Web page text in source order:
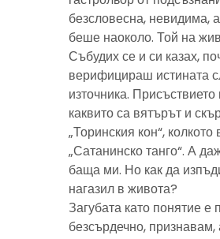
безсловесна, невидима,
беше наоколо. Той на
Събудих се и си казах,
верифицираш истината
източника.
каквито са вятърът и
„Торинския кон“,
„Сатанинско танго“. А
баща ми. Но как да
нагазил в живота?
Загубата като понятие
безсърдечно,